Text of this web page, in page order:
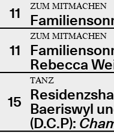
11
ZUM MITMACHEN
11
ZUM MITMACHEN
Rebecca
15
TANZ
Baeriswyl
(D.C.P):